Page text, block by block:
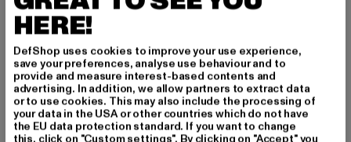
HERE!
DefShop uses cookies to improve your use experience,
save your preferences, analyse use behaviour and to
provide and measure interest-based contents and
advertising. In addition, we allow partners to extract data
or to use cookies. This may also include the processing of
your data in the USA or other countries which do not have
the EU data protection standard. If you want to change
this, click on "Custom settings". By clicking on "Accept" you